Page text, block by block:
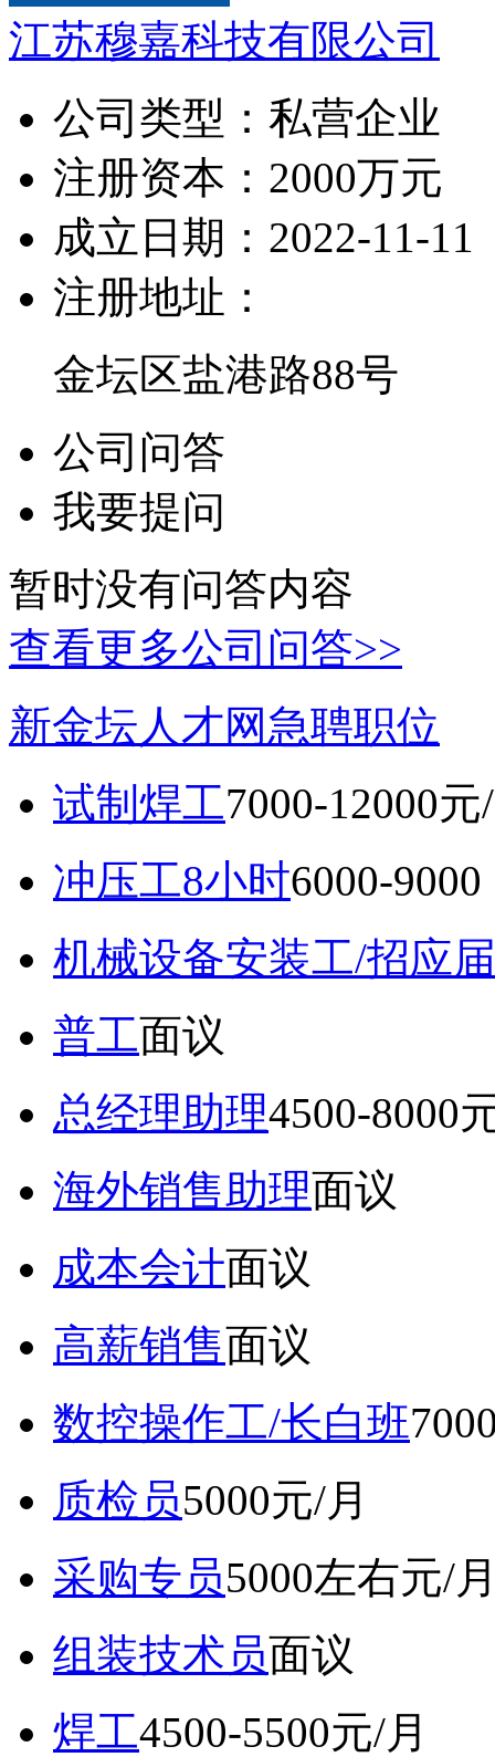
江苏穆嘉科技有限公司
公司类型： 私营企业
注册资本： 2000万元
成立日期： 2022-11-11
注册地址：
金坛区盐港路88号
公司问答
我要提问
暂时没有问答内容
查看更多公司问答>>
新金坛人才网急聘职位
试制焊工7000-12000元
冲压工8小时6000-
机械设备安装工/招应
普工面议
总经理助理4500-8000
海外销售助理面议
成本会计面议
高薪销售面议
数控操作工/长白班
质检员5000元/月
采购专员5000左右元/
组装技术员面议
焊工4500-5500元/月